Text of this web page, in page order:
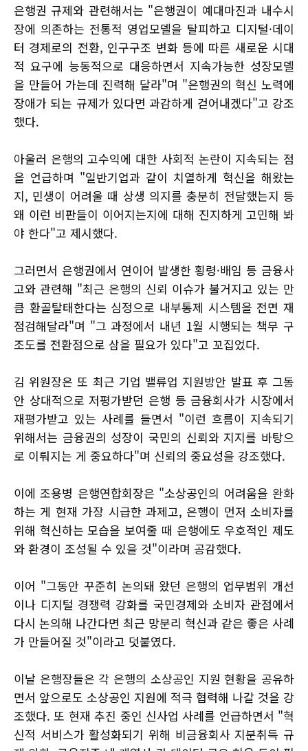
은행권 규제와 관련해서는 "은행권이 예대마진과 내수시
장에 의존하는 전통적 영업모델을 탈피하고 디지털·데이
터 경제로의 전환, 인구구조 변화 등에 따른 새로운 시대
적 요구에 능동적으로 대응하면서 지속가능한 성장모델
을 만들어 가는데 진력해 달라"며 "은행권의 혁신 노력에
장애가 되는 규제가 있다면 과감하게 걷어내겠다"고 강조
했다.
아울러 은행의 고수익에 대한 사회적 논란이 지속되는 점
을 언급하며 "일반기업과 같이 치열하게 혁신을 해왔는
지, 민생이 어려울 때 상생 의지를 충분히 전달했는지 등
왜 이런 비판들이 이어지는지에 대해 진지하게 고민해 봐
야 한다"고 제시했다.
그러면서 은행권에서 연이어 발생한 횡령·배임 등 금융사
고와 관련해 "최근 은행의 신뢰 이슈가 불거지고 있는 만
큼 환골탈태한다는 심정으로 내부통제 시스템을 전면 재
점검해달라"며 "그 과정에서 내년 1월 시행되는 책무 구
조도를 전환점으로 삼을 필요가 있다"고 꼬집었다.
김 위원장은 또 최근 기업 밸류업 지원방안 발표 후 그동
안 상대적으로 저평가받던 은행 등 금융회사가 시장에서
재평가받고 있는 사례를 들면서 "이런 흐름이 지속되기
위해서는 금융권의 성장이 국민의 신뢰와 지지를 바탕으
로 이뤄지는 게 중요하다"며 신뢰의 중요성을 강조했다.
이에 조용병 은행연합회장은 "소상공인의 어려움을 완화
하는 게 현재 가장 시급한 과제고, 은행이 먼저 소비자를
위해 혁신하는 모습을 보여줄 때 은행에도 우호적인 제도
와 환경이 조성될 수 있을 것"이라며 공감했다.
이어 "그동안 꾸준히 논의돼 왔던 은행의 업무범위 개선
이나 디지털 경쟁력 강화를 국민경제와 소비자 관점에서
다시 논의해 나간다면 최근 망분리 혁신과 같은 좋은 사례
가 만들어질 것"이라고 덧붙였다.
이날 은행장들은 각 은행의 소상공인 지원 현황을 공유하
면서 앞으로도 소상공인 지원에 적극 협력해 나갈 것을 강
조했다. 또 현재 추진 중인 신사업 사례를 언급하면서 "혁
신적 서비스가 활성화되기 위해 비금융회사 지분취득 규